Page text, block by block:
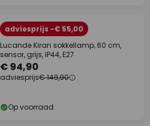
adviesprijs -€ 55,00
Lucande Kiran sokkellamp, 60 cm,
sensor, grijs, IP44, E27
€ 94,90
adviesprijs€ 149,90
Op voorraad